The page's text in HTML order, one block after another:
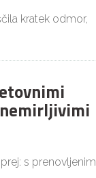
kratek odmor,
s prenovljenim